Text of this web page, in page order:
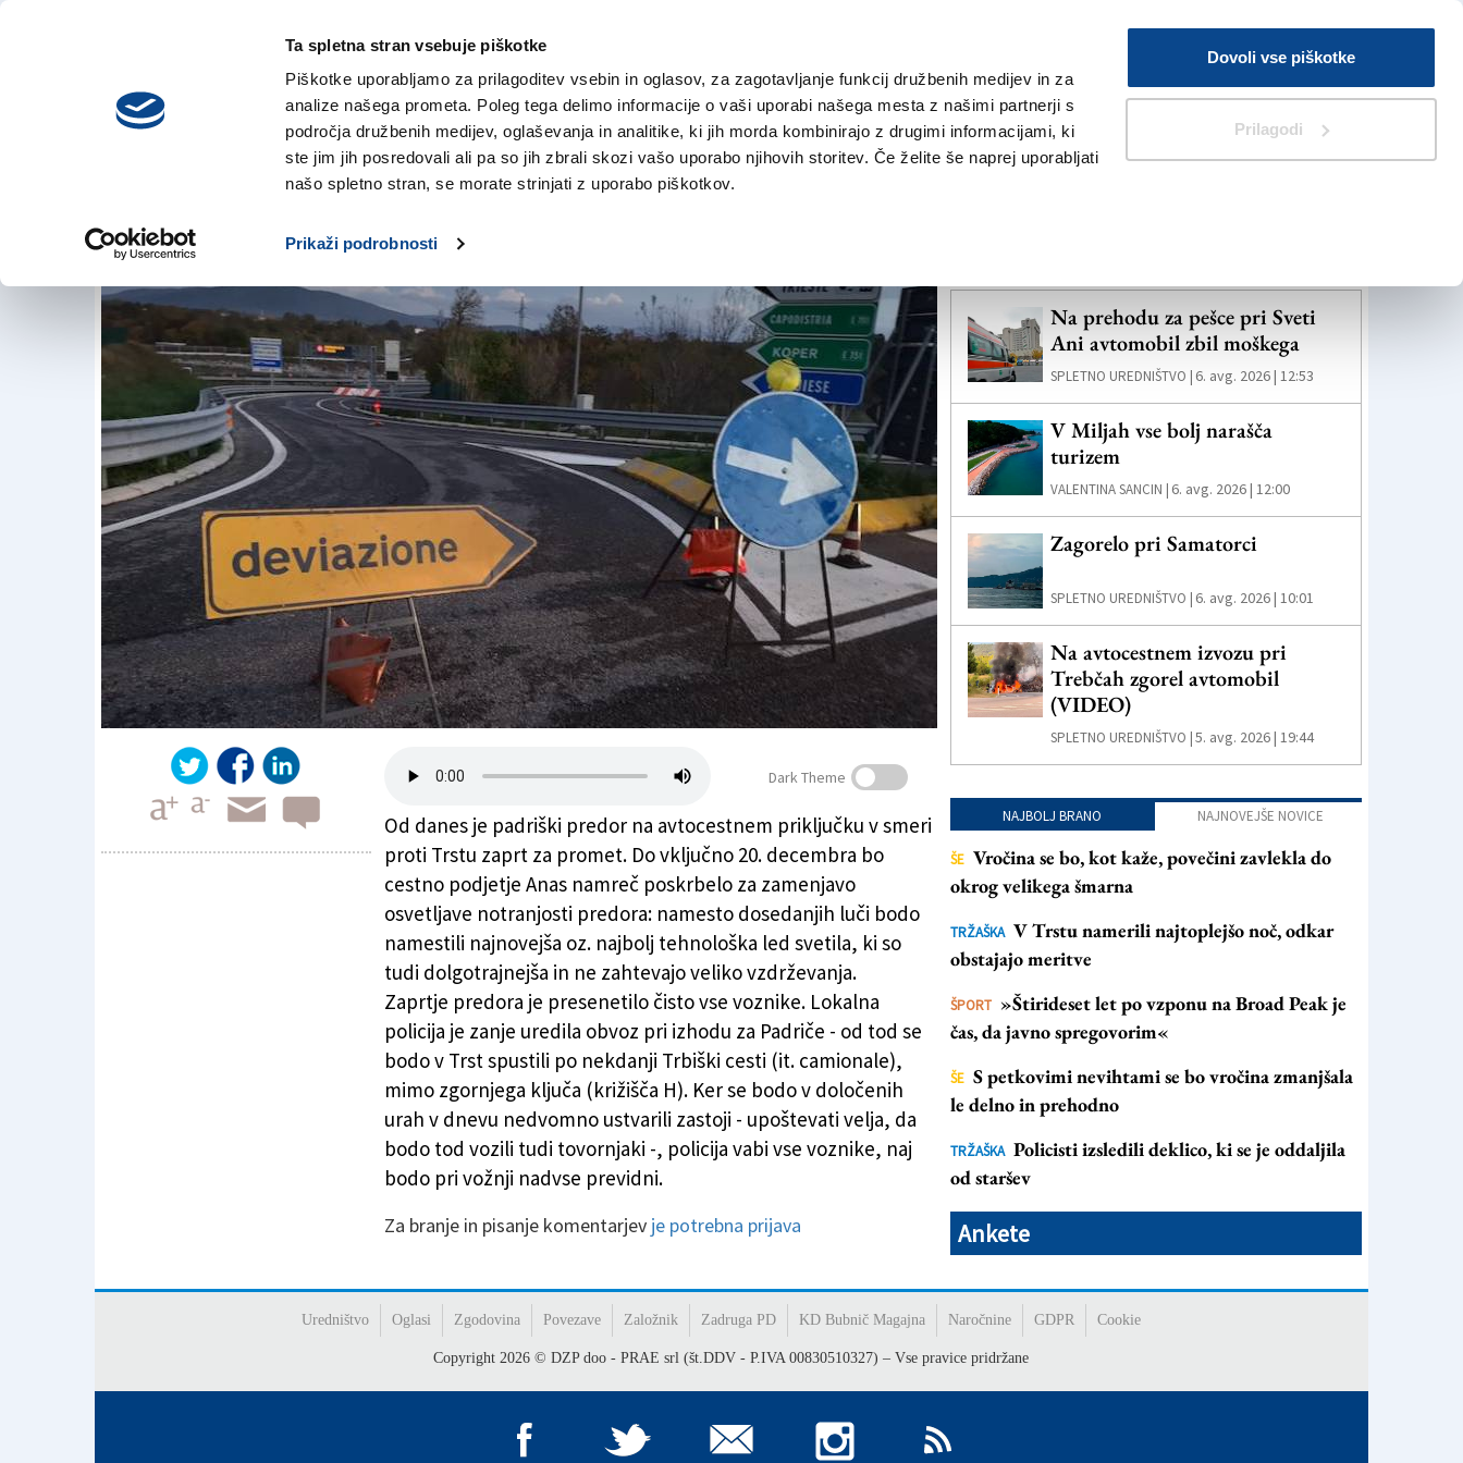
Ta spletna stran vsebuje piškotke
Piškotke uporabljamo za prilagoditev vsebin in oglasov, za zagotavljanje funkcij družbenih medijev in za
analize našega prometa. Poleg tega delimo informacije o vaši uporabi našega mesta z našimi partnerji s
področja družbenih medijev, oglaševanja in analitike, ki jih morda kombinirajo z drugimi informacijami, ki
ste jim jih posredovali ali pa so jih zbrali skozi vašo uporabo njihovih storitev. Če želite še naprej uporabljati
našo spletno stran, se morate strinjati z uporabo piškotkov.
Prikaži podrobnosti
Dovoli vse piškotke
Prilagodi
četrtek,
6. avgusta 2026
V Kioskih
Iskanje
NOVICE TRŽAŠKA GORIŠKA KULTURA ŠPORT ŠE
Padriški predor zaprt do 20. decembra!
5. nov. 2018 | 17:41
Padriški predor zaprt do 20. decembra!
Dark Theme
Od danes je padriški predor na avtocestnem priključku v smeri
proti Trstu zaprt za promet. Do vključno 20. decembra bo
cestno podjetje Anas namreč poskrbelo za zamenjavo
osvetljave notranjosti predora: namesto dosedanjih luči bodo
namestili najnovejša oz. najbolj tehnološka led svetila, ki so
tudi dolgotrajnejša in ne zahtevajo veliko vzdrževanja.
Zaprtje predora je presenetilo čisto vse voznike. Lokalna
policija je zanje uredila obvoz pri izhodu za Padriče - od tod se
bodo v Trst spustili po nekdanji Trbiški cesti (it. camionale),
mimo zgornjega ključa (križišča H). Ker se bodo v določenih
urah v dnevu nedvomno ustvarili zastoji - upoštevati velja, da
bodo tod vozili tudi tovornjaki -, policija vabi vse voznike, naj
bodo pri vožnji nadvse previdni.
Za branje in pisanje komentarjev je potrebna prijava
Na prehodu za pešce pri Sveti
Ani avtomobil zbil moškega
SPLETNO UREDNIŠTVO |6. avg. 2026 | 12:53
V Miljah vse bolj narašča
turizem
VALENTINA SANCIN | 6. avg. 2026 | 12:00
Zagorelo pri Samatorci
SPLETNO UREDNIŠTVO | 6. avg. 2026 | 10:01
Na avtocestnem izvozu pri
Trebčah zgorel avtomobil
(VIDEO)
SPLETNO UREDNIŠTVO |5. avg. 2026 | 19:44
NAJBOLJ BRANO NAJNOVEJŠE NOVICE
ŠE Vročina se bo, kot kaže, povečini zavlekla do
okrog velikega šmarna
TRŽAŠKA V Trstu namerili najtoplejšo noč, odkar
obstajajo meritve
ŠPORT »Štirideset let po vzponu na Broad Peak je
čas, da javno spregovorim«
ŠE S petkovimi nevihtami se bo vročina zmanjšala
le delno in prehodno
TRŽAŠKA Policisti izsledili deklico, ki se je oddaljila
od staršev
Ankete
Uredništvo Oglasi Zgodovina Povezave Založnik Zadruga PD KD Bubnič Magajna Naročnine GDPR Cookie
Copyright2026 © DZP doo - PRAE srl (št.DDV - P.IVA 00830510327) – Vse pravice pridržane